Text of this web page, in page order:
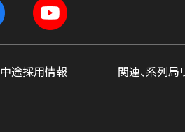
中途採用情報 関連、系列局